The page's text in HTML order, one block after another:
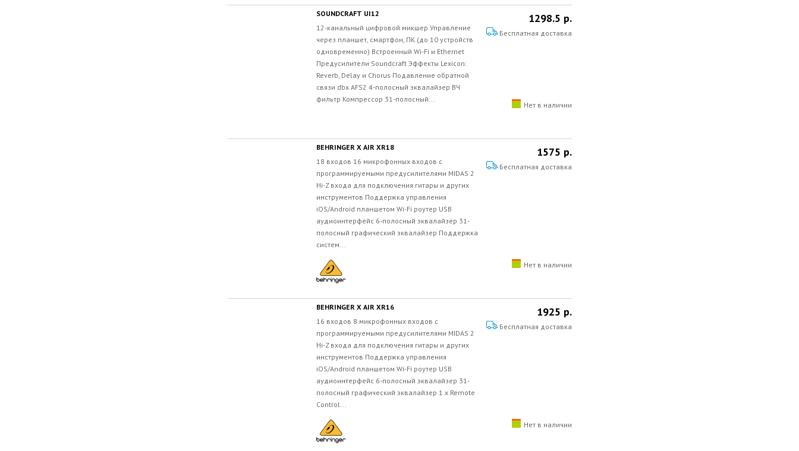
SOUNDCRAFT UI12
12-канальный цифровой микшер Управление
через планшет, смартфон, ПК (до 10 устройств
одновременно) Встроенный Wi-Fi и Ethernet
Предусилители Soundcraft Эффекты Lexicon:
Reverb, Delay и Chorus Подавление обратной
связи dbx AFS2 4-полосный эквалайзер ВЧ
фильтр Компрессор 31-полосный...
1298.5 р.
Бесплатная доставка
Нет в наличии
BEHRINGER X AIR XR18
18 входов 16 микрофонных входов с
программируемыми предусилителями MIDAS 2
Hi-Z входа для подключения гитары и других
инструментов Поддержка управления
iOS/Android планшетом Wi-Fi роутер USB
аудиоинтерфейс 6-полосный эквалайзер 31-
полосный графический эквалайзер Поддержка
систем...
1575 р.
Бесплатная доставка
Нет в наличии
BEHRINGER X AIR XR16
16 входов 8 микрофонных входов с
программируемыми предусилителями MIDAS 2
Hi-Z входа для подключения гитары и других
инструментов Поддержка управления
iOS/Android планшетом Wi-Fi роутер USB
аудиоинтерфейс 6-полосный эквалайзер 31-
полосный графический эквалайзер 1 x Remote
Control...
1925 р.
Бесплатная доставка
Нет в наличии